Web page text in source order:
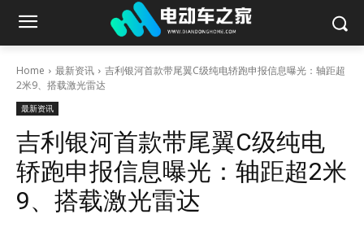
Home 最新资讯
吉利银河首款带尾翼C级纯电轿跑申报信息曝光：轴距超
2米9、搭载激光雷达
最新资讯
吉利银河首款带尾翼C级纯电
轿跑申报信息曝光：轴距超2米
9、搭载激光雷达